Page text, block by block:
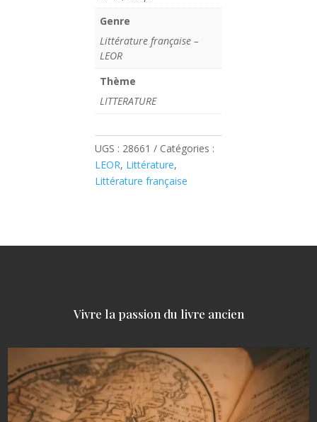
Genre
Littérature française –
LEOR
Thème
LITTERATURE
UGS : 28661
Catégories :
LEOR, Littérature,
Littérature française
Vivre la passion du livre ancien